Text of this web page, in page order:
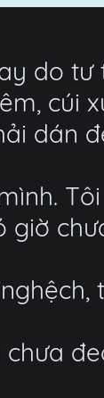
do tư
cúi
dán
giờ